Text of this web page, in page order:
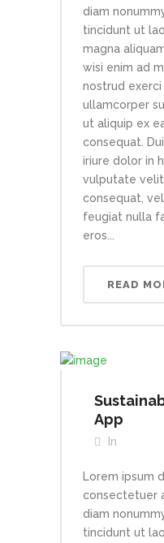
diam
tincidunt ut
magna
wisi enim ad
nostrud
ullamcorper
ut aliquip ex
consequat.
iriure dolor in
vulputate
consequat,
feugiat nulla
eros...
READ
App
In
Lorem ipsum
consectetuer
diam
tincidunt ut